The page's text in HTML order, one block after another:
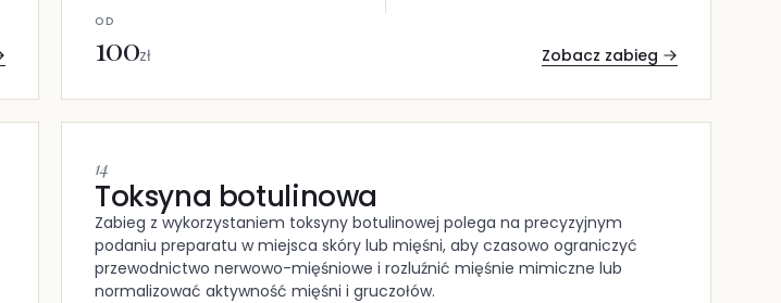
OD
100zł Zobacz zabieg
14
Toksyna botulinowa
Zabieg z wykorzystaniem toksyny botulinowej polega na precyzyjnym
podaniu preparatu w miejsca skóry lub mięśni, aby czasowo ograniczyć
przewodnictwo nerwowo-mięśniowe i rozluźnić mięśnie mimiczne lub
normalizować aktywność mięśni i gruczołów.